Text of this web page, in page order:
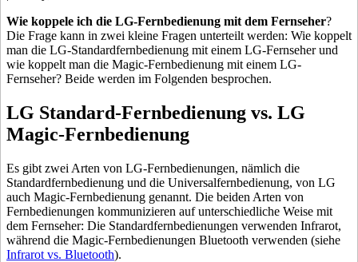
Wie koppele ich die LG-Fernbedienung mit dem Fernseher?
Die Frage kann in zwei kleine Fragen unterteilt werden: Wie koppelt
man die LG-Standardfernbedienung mit einem LG-Fernseher und
wie koppelt man die Magic-Fernbedienung mit einem LG-
Fernseher? Beide werden im Folgenden besprochen.
LG Standard-Fernbedienung vs. LG
Magic-Fernbedienung
Es gibt zwei Arten von LG-Fernbedienungen, nämlich die
Standardfernbedienung und die Universalfernbedienung, von LG
auch Magic-Fernbedienung genannt. Die beiden Arten von
Fernbedienungen kommunizieren auf unterschiedliche Weise mit
dem Fernseher: Die Standardfernbedienungen verwenden Infrarot,
während die Magic-Fernbedienungen Bluetooth verwenden (siehe
Infrarot vs. Bluetooth).